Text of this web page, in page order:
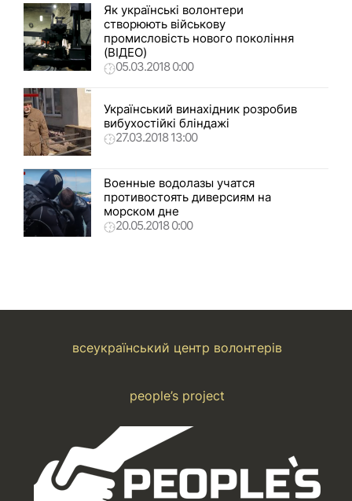
Як українські волонтери
створюють військову
промисловість нового покоління
(ВІДЕО)
05.03.2018 0:00
Український винахідник розробив
вибухостійкі бліндажі
27.03.2018 13:00
Военные водолазы учатся
противостоять диверсиям на
морском дне
20.05.2018 0:00
всеукраїнський центр волонтерів
people’s project